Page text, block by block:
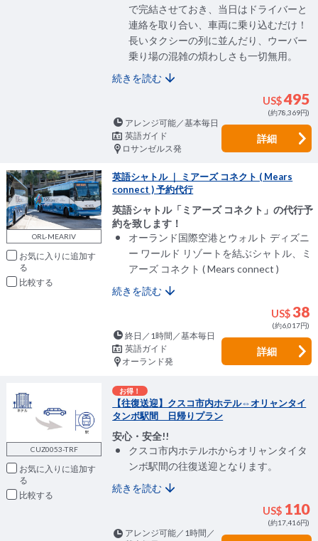
で完結させておき、当日はドライバーと
連絡を取り合い、車両に乗り込むだけ！
長いタクシーの列に並んだり、ウーバー
乗り場の混雑の煩わしさも一切無用。
続きを読む
US$495
(約78,369円)
アレンジ可能／基本毎日
英語ガイド
ロサンゼルス発
詳細
ORL-MEARIV
お気に入りに追加
比較
英語シャトル ｜ ミアーズ コネクト ( Mears
connect ) 予約代行
英語シャトル「ミアーズ コネクト」の代行予
約を致します！
オーランド国際空港とウォルト ディズニ
ー ワールド リゾートを結ぶシャトル、ミ
アーズ コネクト ( Mears connect )
続きを読む
US$38
(約6,017円)
終日／1時間／基本毎日
英語ガイド
オーランド発
詳細
CUZ0053-TRF
お気に入りに追加
比較
お得！
【往復送迎】クスコ市内ホテル⇔オリャンタイ
タンボ駅間 日帰りプラン
安心・安全!!
クスコ市内ホテルホからオリャンタイタ
ンボ駅間の往復送迎となります。
続きを読む
US$ 110
(約17,416円)
アレンジ可能／1時間／